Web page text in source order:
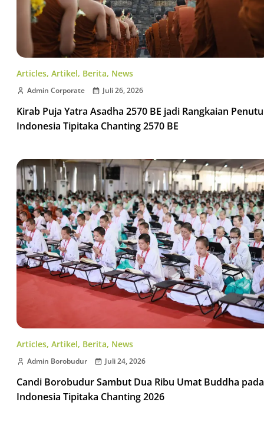
Articles, Artikel, Berita, News
Admin Corporate Juli 26, 2026
Kirab Puja Yatra Asadha 2570 BE jadi Rangkaian
Indonesia Tipitaka Chanting 2570 BE
Articles, Artikel, Berita, News
Admin Borobudur Juli 24, 2026
Candi Borobudur Sambut Dua Ribu Umat Buddha pada
Indonesia Tipitaka Chanting 2026